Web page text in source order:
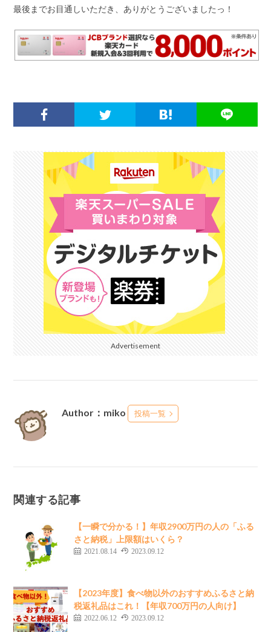
最後までお目通しいただき、ありがとうございましたっ！
Advertisement
Author：miko 投稿一覧
関連する記事
【一瞬で分かる！】年収2900万円の人の「ふる
さと納税」上限額はいくら？
2021.08.14 2023.09.12
【2023年度】食べ物以外のおすすめふるさと納
税返礼品はこれ！【年収700万円の人向け】
2022.06.12 2023.09.12